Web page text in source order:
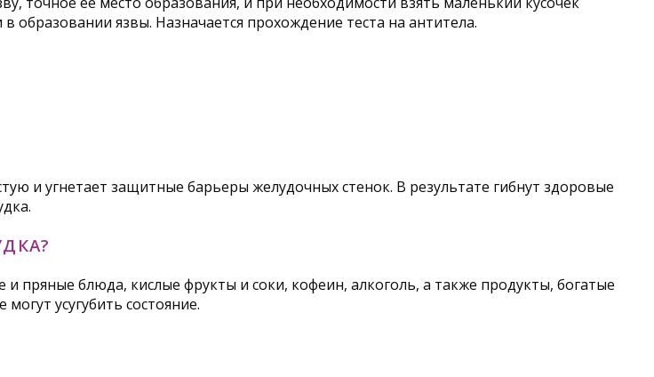
образовании язвы. Назначается прохождение теста на антитела.
и угнетает защитные барьеры желудочных стенок. В результате гибнут здоровые
пряные блюда, кислые фрукты и соки, кофеин, алкоголь, а также продукты, богатые
усугубить состояние.